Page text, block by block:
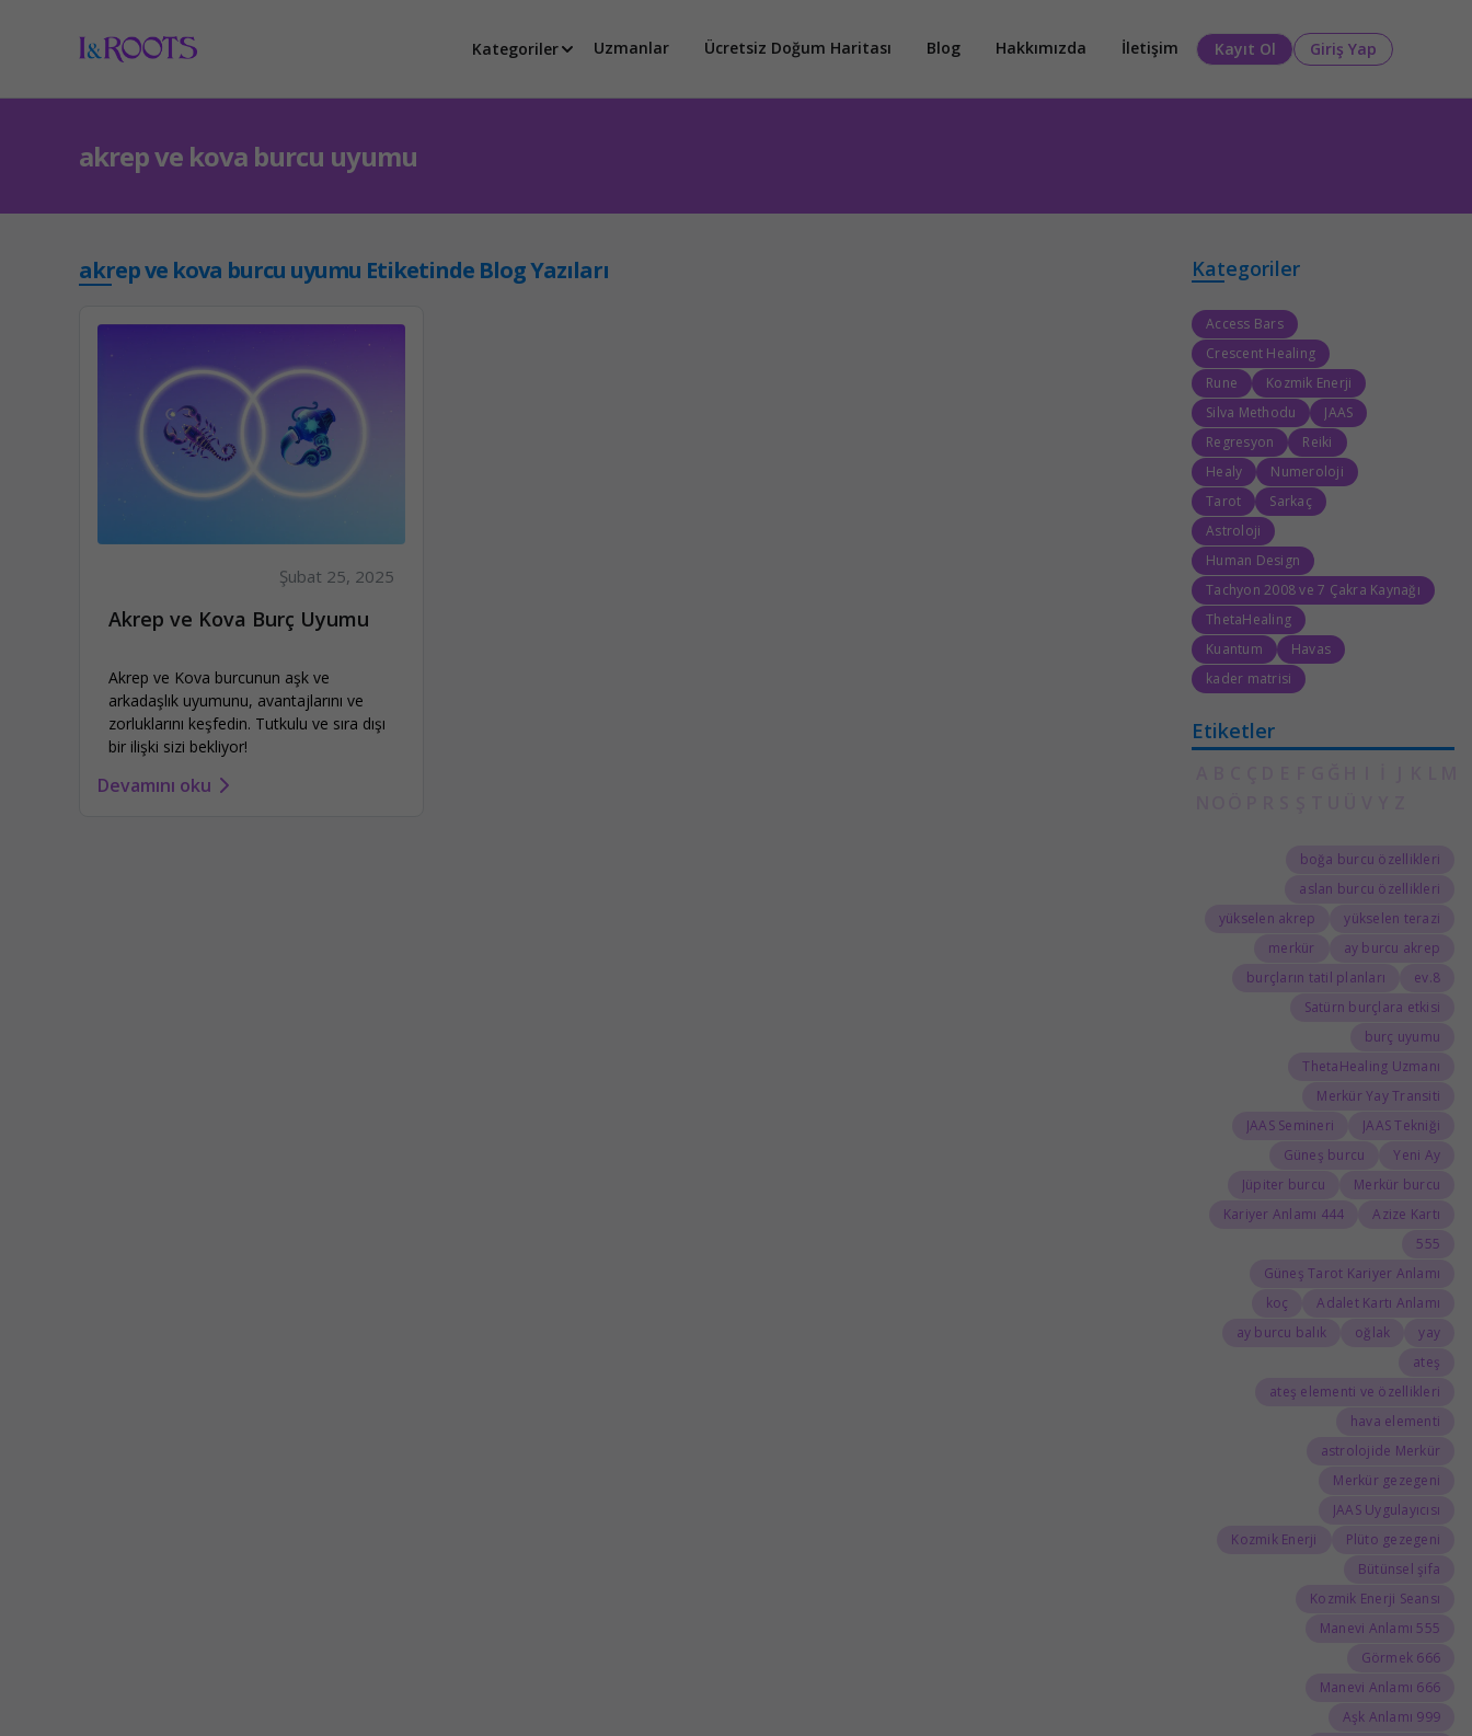
Kategoriler Uzmanlar Ücretsiz Doğum Haritası Blog Hakkımızda İletişim Kayıt Ol Giriş Yap
akrep ve kova burcu uyumu
akrep ve kova burcu uyumu Etiketinde Blog Yazıları
Şubat 25, 2025
Akrep ve Kova Burç Uyumu
Akrep ve Kova burcunun aşk ve
arkadaşlık uyumunu, avantajlarını ve
zorluklarını keşfedin. Tutkulu ve sıra dışı
bir ilişki sizi bekliyor!
Devamını oku
Kategoriler
Access Bars
Crescent Healing
Rune
Kozmik Enerji
Silva Methodu
JAAS
Regresyon
Reiki
Healy
Numeroloji
Tarot
Sarkaç
Astroloji
Human Design
Tachyon 2008 ve 7 Çakra Kaynağı
ThetaHealing
Kuantum
Havas
kader matrisi
Etiketler
boğa burcu özellikleri
aslan burcu özellikleri
yükselen terazi
yükselen akrep
ay burcu akrep
merkür
8.ev
burçların tatil planları
Satürn burçlara etkisi
burç uyumu
ThetaHealing Uzmanı
Merkür Yay Transiti
JAAS Tekniği
JAAS Semineri
Yeni Ay
Güneş burcu
Merkür burcu
Jüpiter burcu
Azize Kartı
444 Kariyer Anlamı
555
Güneş Tarot Kariyer Anlamı
Adalet Kartı Anlamı
koç
yay
oğlak
ay burcu balık
ateş
ateş elementi ve özellikleri
hava elementi
astrolojide Merkür
Merkür gezegeni
JAAS Uygulayıcısı
Plüto gezegeni
Kozmik Enerji
Bütünsel şifa
Kozmik Enerji Seansı
555 Manevi Anlamı
666 Görmek
666 Manevi Anlamı
999 Aşk Anlamı